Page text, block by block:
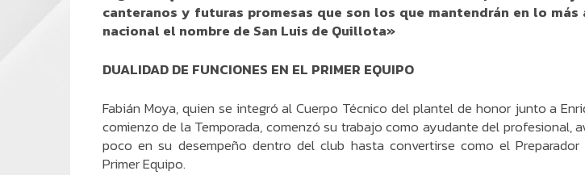
canteranos y futuras promesas que son los que mantendrán en lo
nacional el nombre de San Luis de Quillota»
DUALIDAD DE FUNCIONES EN EL PRIMER EQUIPO
Fabián Moya, quien se integró al Cuerpo Técnico del plantel de honor junto a
comienzo de la Temporada, comenzó su trabajo como ayudante del profesional,
poco en su desempeño dentro del club hasta convertirse como el
Primer Equipo.